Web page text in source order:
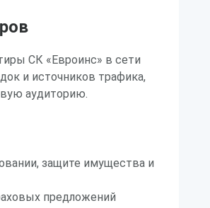
СК «Евроинс» в сети
и источников трафика,
аудиторию.
защите имущества и
предложений